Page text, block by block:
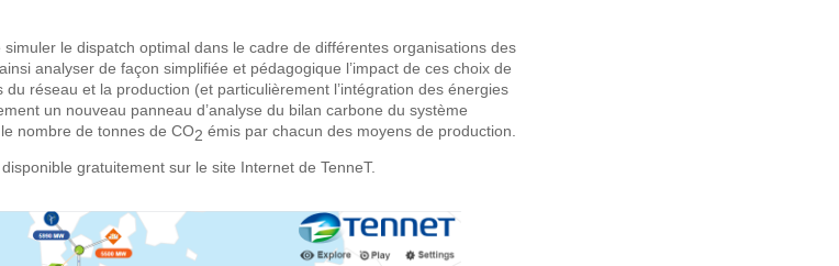
le dispatch optimal dans le cadre de différentes organisations des
analyser de façon simplifiée et pédagogique l’impact de ces choix de
réseau et la production (et particulièrement l’intégration des énergies
un nouveau panneau d’analyse du bilan carbone du système
nombre de tonnes de CO2 émis par chacun des moyens de production.
gratuitement sur le site Internet de TenneT.